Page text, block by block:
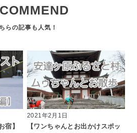
宿】
2021年2月1日
【ワンちゃんとお出かけスポッ